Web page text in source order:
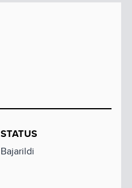
STATUS
Bajarildi